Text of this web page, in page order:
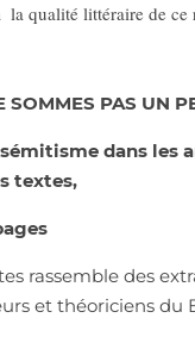
la qualité littéraire de ce
SOMMES PAS UN
dans les
textes,
rassemble des
et théoriciens du